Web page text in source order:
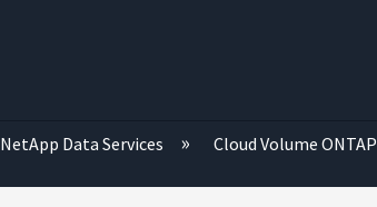
NetApp Data Services Cloud Volume ONTAP